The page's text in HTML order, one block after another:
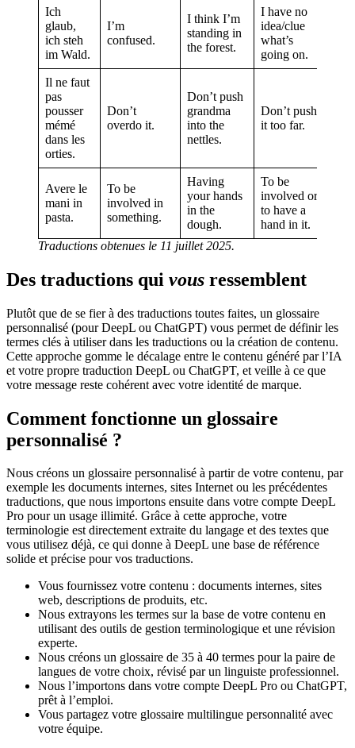
Ich
glaub,
ich steh
im Wald.
I’m
confused.
I think I’m
standing in
the forest.
I have no
idea/clue
what’s
going on.
Il ne faut
pas
pousser
mémé
dans les
orties.
Don’t
overdo it.
Don’t push
grandma
into the
nettles.
Don’t push
it too far.
Avere le
mani in
pasta.
To be
involved in
something.
Having
your hands
in the
dough.
To be
involved or
to have a
hand in it.
Traductions obtenues le 11 juillet 2025.
Des traductions qui vous ressemblent
Plutôt que de se fier à des traductions toutes faites, un glossaire
personnalisé (pour DeepL ou ChatGPT) vous permet de définir les
termes clés à utiliser dans les traductions ou la création de contenu.
Cette approche gomme le décalage entre le contenu généré par l’IA
et votre propre traduction DeepL ou ChatGPT, et veille à ce que
votre message reste cohérent avec votre identité de marque.
Comment fonctionne un glossaire
personnalisé ?
Nous créons un glossaire personnalisé à partir de votre contenu, par
exemple les documents internes, sites Internet ou les précédentes
traductions, que nous importons ensuite dans votre compte DeepL
Pro pour un usage illimité. Grâce à cette approche, votre
terminologie est directement extraite du langage et des textes que
vous utilisez déjà, ce qui donne à DeepL une base de référence
solide et précise pour vos traductions.
Vous fournissez votre contenu : documents internes, sites
web, descriptions de produits, etc.
Nous extrayons les termes sur la base de votre contenu en
utilisant des outils de gestion terminologique et une révision
experte.
Nous créons un glossaire de 35 à 40 termes pour la paire de
langues de votre choix, révisé par un linguiste professionnel.
Nous l’importons dans votre compte DeepL Pro ou ChatGPT,
prêt à l’emploi.
Vous partagez votre glossaire multilingue personnalité avec
votre équipe.